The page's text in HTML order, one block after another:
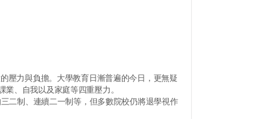
力與負擔。大學教育日漸普遍的今日，更無疑
、自我以及家庭等四重壓力。
二制、連續二一制等，但多數院校仍將退學視作